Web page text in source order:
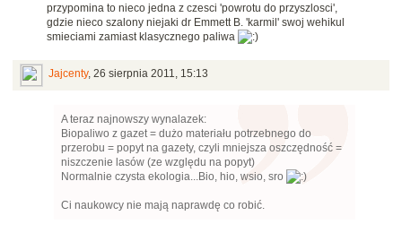
przypomina to nieco jedna z czesci 'powrotu do przyszlosci',
gdzie nieco szalony niejaki dr Emmett B. 'karmil' swoj wehikul
smieciami zamiast klasycznego paliwa
Jajcenty, 26 sierpnia 2011, 15:13
A teraz najnowszy wynalazek:
Biopaliwo z gazet = dużo materiału potrzebnego do
przerobu = popyt na gazety, czyli mniejsza oszczędność =
niszczenie lasów (ze względu na popyt)
Normalnie czysta ekologia...Bio, hio, wsio, sro
Ci naukowcy nie mają naprawdę co robić.